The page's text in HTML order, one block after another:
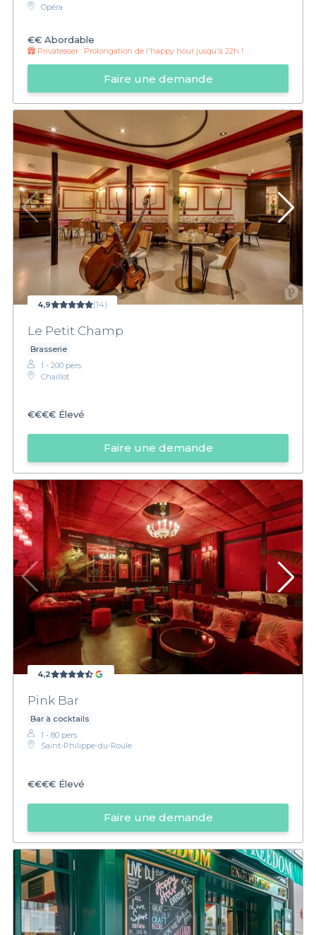
Opéra
€€ Abordable
Privateaser : Prolongation de l'happy hour jusqu'à 22h !
Faire une demande
4,9 (14)
Le Petit Champ
Brasserie
1 - 200 pers.
Chaillot
€€€€ Élevé
Faire une demande
4,2
Pink Bar
Bar à cocktails
1 - 80 pers.
Saint-Philippe-du-Roule
€€€€ Élevé
Faire une demande